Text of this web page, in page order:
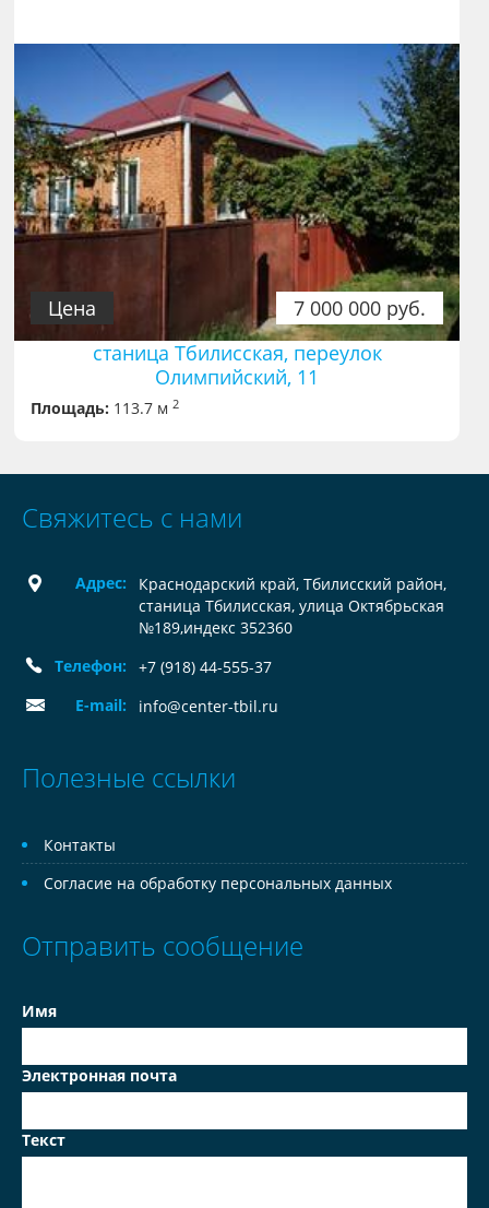
7 000 000 руб.
Цена
станица Тбилисская, переулок
Олимпийский, 11
Площадь: 113.7 м2
Свяжитесь с нами
Адрес:
Краснодарский край, Тбилисский район,
станица Тбилисская, улица Октябрьская
№189,индекс 352360
Телефон:
+7 (918) 44-555-37
E-mail:
info@center-tbil.ru
Полезные ссылки
Контакты
Согласие на обработку персональных данных
Отправить сообщение
Имя
Электронная почта
Текст